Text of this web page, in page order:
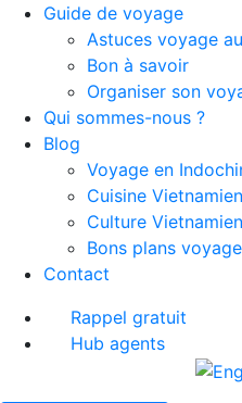
Guide de voyage
Astuces voyage
Bon à savoir
Organiser son
Qui sommes-nous ?
Blog
Voyage en
Cuisine
Culture
Bons plans
Contact
Rappel gratuit
Hub agents